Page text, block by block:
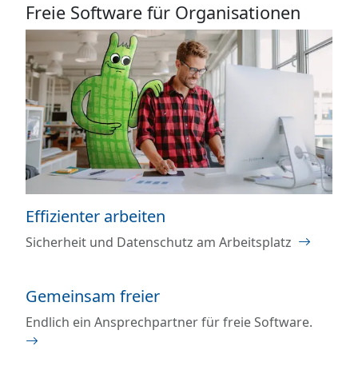
Freie Software für Organisationen
Effizienter arbeiten
Sicherheit und Datenschutz am Arbeitsplatz
Gemeinsam freier
Endlich ein Ansprechpartner für freie Software.